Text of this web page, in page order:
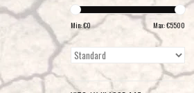
Min: €0 Max: €5500